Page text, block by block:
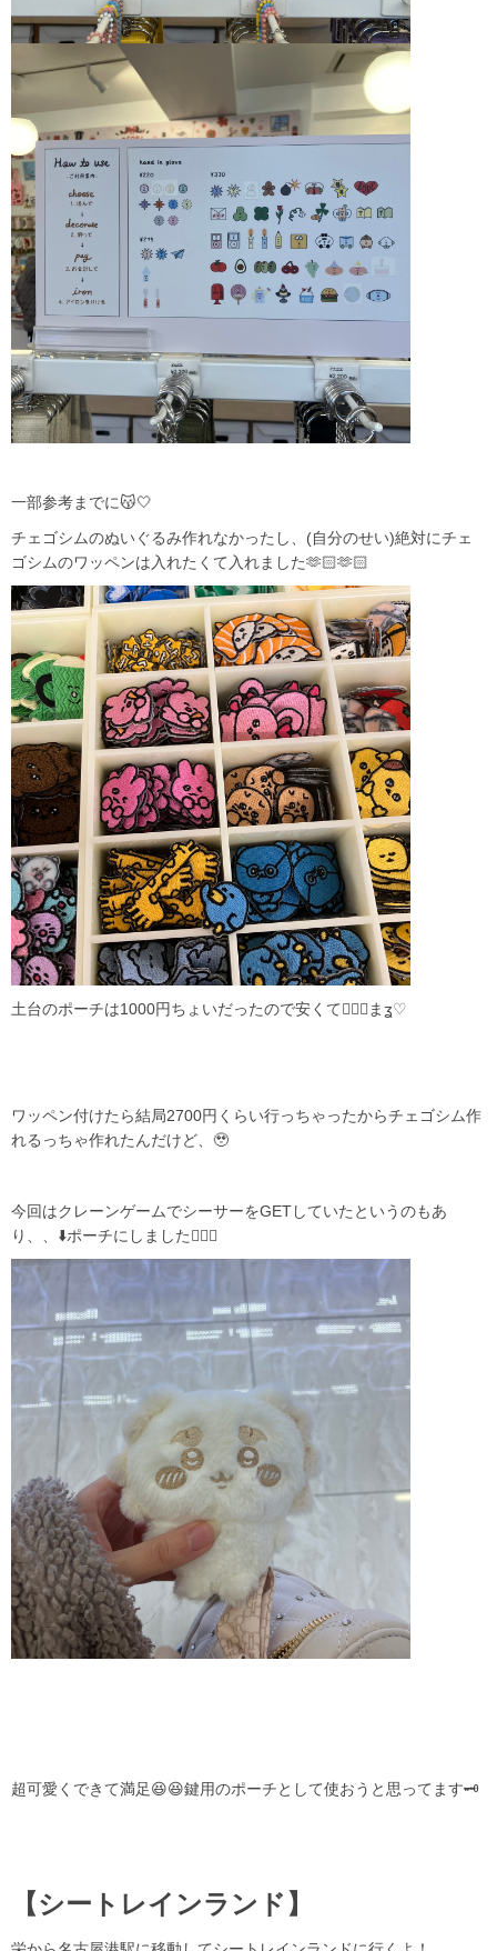
一部参考までに😽🤍
チェゴシムのぬいぐるみ作れなかったし、(自分のせい)絶対にチェ
ゴシムのワッペンは入れたくて入れました🫶🏻🫶🏻
土台のポーチは1000円ちょいだったので安くて🙆🏻‍♀️まʓ♡
ワッペン付けたら結局2700円くらい行っちゃったからチェゴシム作
れるっちゃ作れたんだけど、🥹
今回はクレーンゲームでシーサーをGETしていたというのもあ
り、、⬇️ポーチにしました✊🏻💖
超可愛くできて満足😆😆鍵用のポーチとして使おうと思ってます🗝
【シートレインランド】